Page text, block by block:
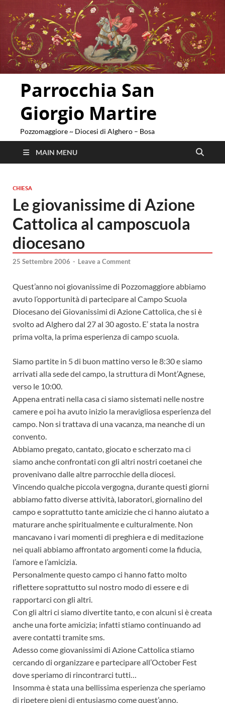
Parrocchia San
Giorgio Martire
Pozzomaggiore ~ Diocesi di Alghero – Bosa
MAIN MENU
CHIESA
Le giovanissime di Azione
Cattolica al camposcuola
diocesano
25 Settembre 2006 - Leave a Comment
Quest’anno noi giovanissime di Pozzomaggiore abbiamo
avuto l’opportunità di partecipare al Campo Scuola
Diocesano dei Giovanissimi di Azione Cattolica, che si è
svolto ad Alghero dal 27 al 30 agosto. E’ stata la nostra
prima volta, la prima esperienza di campo scuola.
Siamo partite in 5 di buon mattino verso le 8:30 e siamo
arrivati alla sede del campo, la struttura di Mont’Agnese,
verso le 10:00.
Appena entrati nella casa ci siamo sistemati nelle nostre
camere e poi ha avuto inizio la meravigliosa esperienza del
campo. Non si trattava di una vacanza, ma neanche di un
convento.
Abbiamo pregato, cantato, giocato e scherzato ma ci
siamo anche confrontati con gli altri nostri coetanei che
provenivano dalle altre parrocchie della diocesi.
Vincendo qualche piccola vergogna, durante questi giorni
abbiamo fatto diverse attività, laboratori, giornalino del
campo e soprattutto tante amicizie che ci hanno aiutato a
maturare anche spiritualmente e culturalmente. Non
mancavano i vari momenti di preghiera e di meditazione
nei quali abbiamo affrontato argomenti come la fiducia,
l’amore e l’amicizia.
Personalmente questo campo ci hanno fatto molto
riflettere soprattutto sul nostro modo di essere e di
rapportarci con gli altri.
Con gli altri ci siamo divertite tanto, e con alcuni si è creata
anche una forte amicizia; infatti stiamo continuando ad
avere contatti tramite sms.
Adesso come giovanissimi di Azione Cattolica stiamo
cercando di organizzare e partecipare all’October Fest
dove speriamo di rincontrarci tutti…
Insomma è stata una bellissima esperienza che speriamo
di ripetere pieni di entusiasmo come quest’anno.